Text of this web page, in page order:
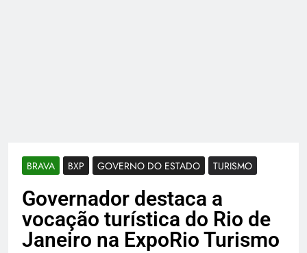
BRAVA BXP GOVERNO DO ESTADO TURISMO
Governador destaca a
vocação turística do Rio de
Janeiro na ExpoRio Turismo